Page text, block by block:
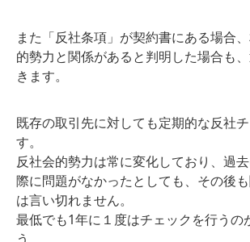
また「反社条項」が契約書にある場合
的勢力と関係があると判明した場合も
きます。
既存の取引先に対しても定期的な反社
す。
反社会的勢力は常に変化しており、過
際に問題がなかったとしても、その後
は言い切れません。
最低でも1年に１度はチェックを行うの